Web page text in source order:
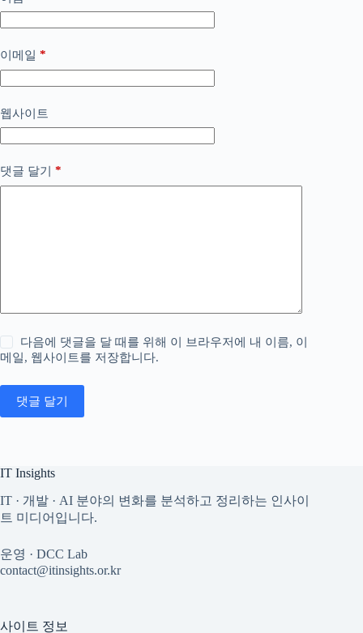
이메일 *
웹사이트
댓글 달기 *
다음에 댓글을 달 때를 위해 이 브라우저에 내 이름, 이
메일, 웹사이트를 저장합니다.
댓글 달기
IT Insights
IT · 개발 · AI 분야의 변화를 분석하고 정리하는 인사이
트 미디어입니다.
운영 · DCC Lab
contact@itinsights.or.kr
사이트 정보